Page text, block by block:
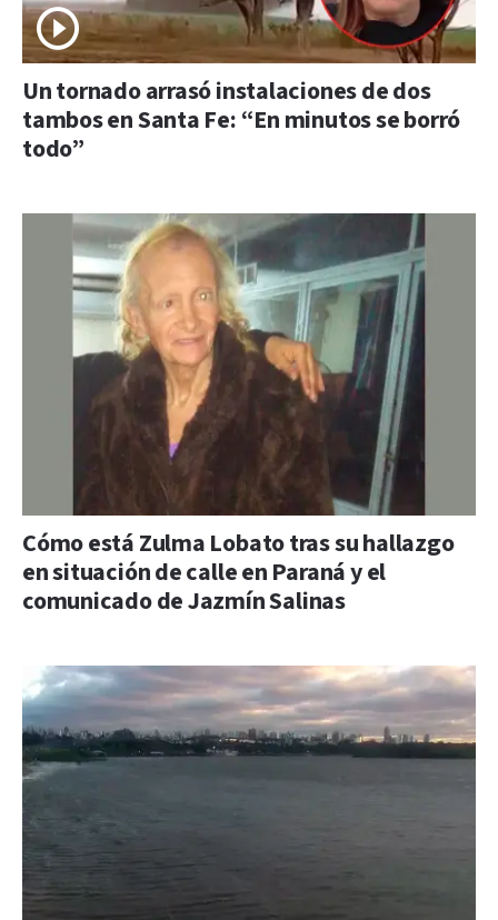
Un tornado arrasó instalaciones de dos
tambos en Santa Fe: “En minutos se borró
todo”
Cómo está Zulma Lobato tras su hallazgo
en situación de calle en Paraná y el
comunicado de Jazmín Salinas